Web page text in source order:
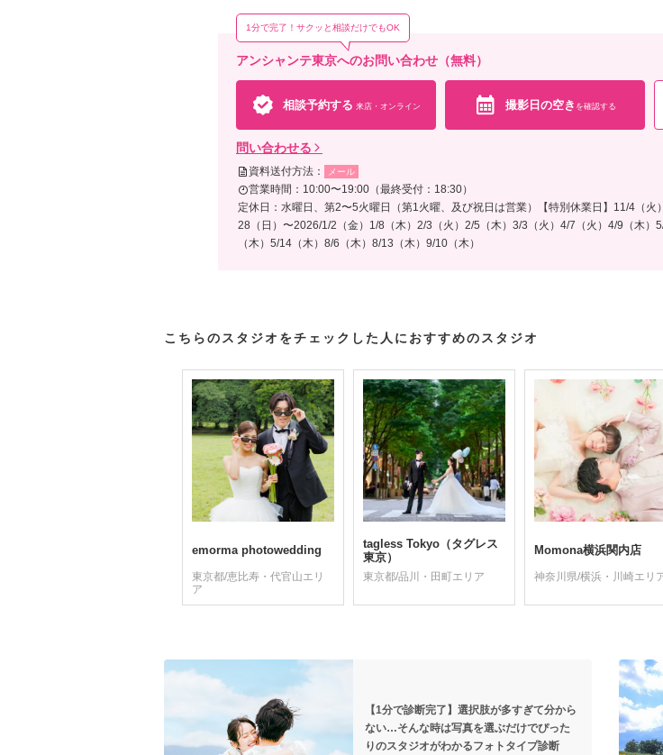
アンシャンテ東京へのお問い合わせ（無料）
1分で完了！サクッと相談だけでもOK
相談予約する 来店・オンライン 撮影日の空き を確認する
問い合わせる
資料送付方法： メール
営業時間：10:00〜19:00（最終受付：18:30）
定休日：水曜日、第2〜5火曜日（第1火曜、及び祝日は営業）【特別休業日】11/4（火
28（日）〜2026/1/2（金）1/8（木）2/3（火）2/5（木）3/3（火）4/7（火）4/9（木）
（木）5/14（木）8/6（木）8/13（木）9/10（木）
こちらのスタジオをチェックした人におすすめのスタジオ
emorma photowedding
東京都/恵比寿・代官山エリ
ア
tagless Tokyo（タグレス
東京）
東京都/品川・田町エリア
Momona横浜関内店
神奈川県/横浜・川崎エリ
【1分で診断完了】選択肢が多すぎて分から
ない…そんな時は写真を選ぶだけでぴった
りのスタジオがわかるフォトタイプ診断